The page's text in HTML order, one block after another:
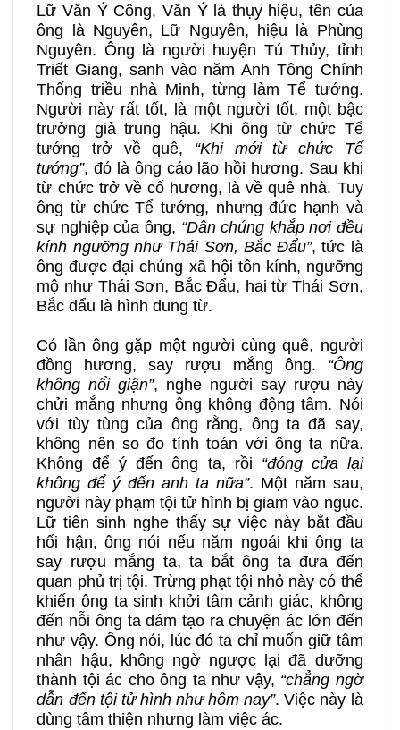
Lữ Văn Ý Công, Văn Ý là thụy hiệu, tên của
ông là Nguyên, Lữ Nguyên, hiệu là Phùng
Nguyên. Ông là người huyện Tú Thủy, tỉnh
Triết Giang, sanh vào năm Anh Tông Chính
Thống triều nhà Minh, từng làm Tể tướng.
Người này rất tốt, là một người tốt, một bậc
trưởng giả trung hậu. Khi ông từ chức Tể
tướng trở về quê, “Khi mới từ chức Tể
tướng”, đó là ông cáo lão hồi hương. Sau khi
từ chức trở về cố hương, là về quê nhà. Tuy
ông từ chức Tể tướng, nhưng đức hạnh và
sự nghiệp của ông, “Dân chúng khắp nơi đều
kính ngưỡng như Thái Sơn, Bắc Đẩu”, tức là
ông được đại chúng xã hội tôn kính, ngưỡng
mộ như Thái Sơn, Bắc Đẩu, hai từ Thái Sơn,
Bắc đẩu là hình dung từ.
Có lần ông gặp một người cùng quê, người
đồng hương, say rượu mắng ông. “Ông
không nổi giận”, nghe người say rượu này
chửi mắng nhưng ông không động tâm. Nói
với tùy tùng của ông rằng, ông ta đã say,
không nên so đo tính toán với ông ta nữa.
Không để ý đến ông ta, rồi “đóng cửa lại
không để ý đến anh ta nữa”. Một năm sau,
người này phạm tội tử hình bị giam vào ngục.
Lữ tiên sinh nghe thấy sự việc này bắt đầu
hối hận, ông nói nếu năm ngoái khi ông ta
say rượu mắng ta, ta bắt ông ta đưa đến
quan phủ trị tội. Trừng phạt tội nhỏ này có thể
khiến ông ta sinh khởi tâm cảnh giác, không
đến nỗi ông ta dám tạo ra chuyện ác lớn đến
như vậy. Ông nói, lúc đó ta chỉ muốn giữ tâm
nhân hậu, không ngờ ngược lại đã dưỡng
thành tội ác cho ông ta như vậy, “chẳng ngờ
dẫn đến tội tử hình như hôm nay”. Việc này là
dùng tâm thiện nhưng làm việc ác.